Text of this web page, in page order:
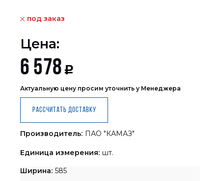
под заказ
Цена:
6 578 Р
Актуальную цену просим уточнить у Менеджера
Рассчитать доставку
Производитель: ПАО "КАМАЗ"
Единица измерения: шт.
Ширина: 585